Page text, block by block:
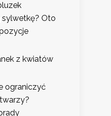
Oto
z kwiatów
ograniczyć